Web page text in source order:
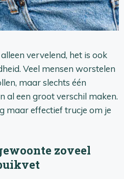
vervelend, het is ook
Veel mensen worstelen
maar slechts één
al een groot verschil maken.
maar effectief trucje om je
zoveel